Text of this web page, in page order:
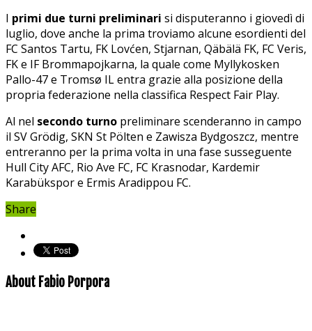
I primi due turni preliminari si disputeranno i giovedì di
luglio, dove anche la prima troviamo alcune esordienti del
FC Santos Tartu, FK Lovćen, Stjarnan, Qäbälä FK, FC Veris,
FK e IF Brommapojkarna, la quale come Myllykosken
Pallo-47 e Tromsø IL entra grazie alla posizione della
propria federazione nella classifica Respect Fair Play.
Al nel secondo turno preliminare scenderanno in campo
il SV Grödig, SKN St Pölten e Zawisza Bydgoszcz, mentre
entreranno per la prima volta in una fase susseguente
Hull City AFC, Rio Ave FC, FC Krasnodar, Kardemir
Karabükspor e Ermis Aradippou FC.
Share
About Fabio Porpora